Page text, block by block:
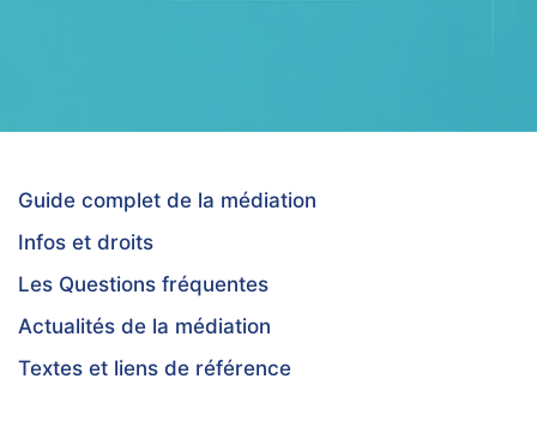
Guide complet de la médiation
Infos et droits
Les Questions fréquentes
Actualités de la médiation
Textes et liens de référence